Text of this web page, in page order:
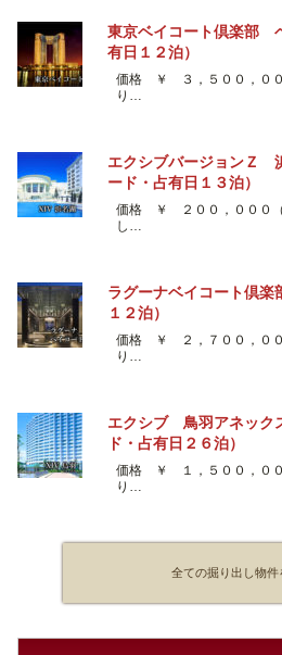
東京ベイコート倶楽部
有日１２泊）
価格 ￥ ３，５００，００
り…
エクシブバージョンＺ
ード・占有日１３泊）
価格 ￥ ２００，０００（
し…
ラグーナベイコート倶
１２泊）
価格 ￥ ２，７００，００
り…
エクシブ 鳥羽アネック
ド・占有日２６泊）
価格 ￥ １，５００，００
り…
全ての掘り出し物件